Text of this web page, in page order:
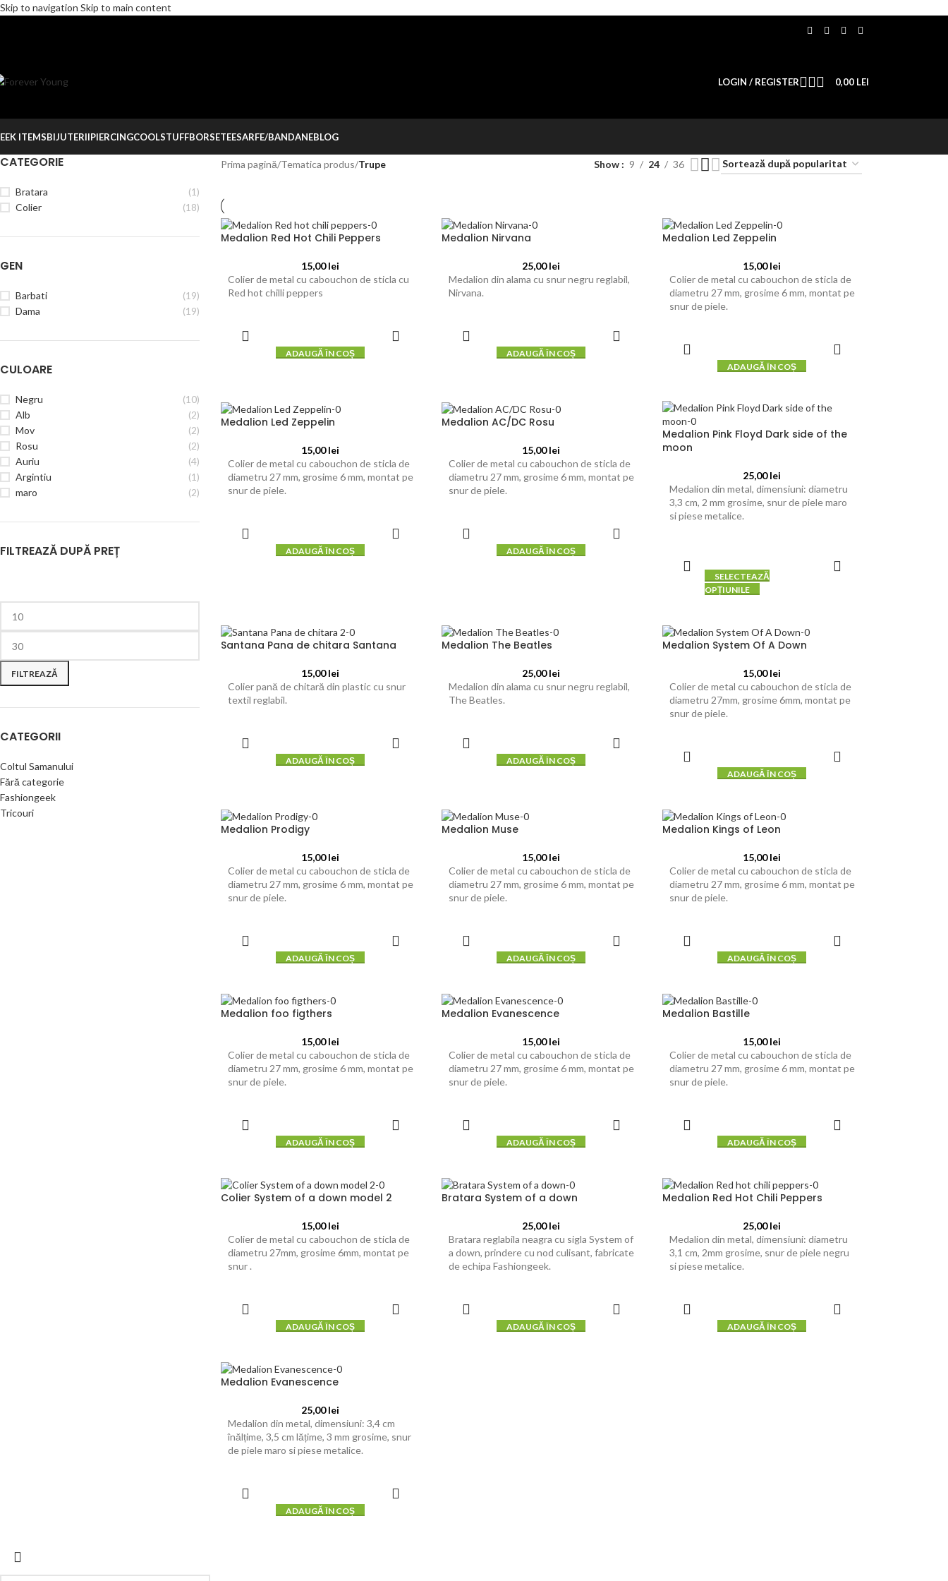
Skip to navigation Skip to main content
LOGIN / REGISTER 0,00 LEI
ITEMSBIJUTERIIPIERCINGCOOLSTUFFBORSETEESARFE/BANDANEBLOG
CATEGORIE
Bratara
(1)
Colier
(18)
GEN
Barbati
(19)
Dama
(19)
CULOARE
Negru
(10)
Alb
(2)
Mov
(2)
Rosu
(2)
Auriu
(4)
Argintiu
(1)
maro
(2)
FILTREAZĂ DUPĂ PREȚ
FILTREAZĂ
CATEGORII
Coltul Samanului
Fără categorie
Fashiongeek
Tricouri
Prima pagină/Tematica produs/Trupe Show 9 24 36
Medalion Red Hot Chili Peppers
15,00lei
Colier de metal cu cabouchon de sticla cu
Red hot chilli peppers
ADAUGĂ ÎN COȘ
Medalion Nirvana
25,00lei
Medalion din alama cu snur negru reglabil,
Nirvana.
ADAUGĂ ÎN COȘ
Medalion Led Zeppelin
15,00lei
Colier de metal cu cabouchon de sticla de
diametru 27 mm, grosime 6 mm, montat pe
snur de piele.
ADAUGĂ ÎN COȘ
Medalion Led Zeppelin
15,00lei
Colier de metal cu cabouchon de sticla de
diametru 27 mm, grosime 6 mm, montat pe
snur de piele.
ADAUGĂ ÎN COȘ
Medalion AC/DC Rosu
15,00lei
Colier de metal cu cabouchon de sticla de
diametru 27 mm, grosime 6 mm, montat pe
snur de piele.
ADAUGĂ ÎN COȘ
Medalion Pink Floyd Dark side of the
moon
25,00lei
Medalion din metal, dimensiuni: diametru
3,3 cm, 2 mm grosime, snur de piele maro
si piese metalice.
SELECTEAZĂ
OPȚIUNILE
Santana Pana de chitara Santana
15,00lei
Colier pană de chitară din plastic cu snur
textil reglabil.
ADAUGĂ ÎN COȘ
Medalion The Beatles
25,00lei
Medalion din alama cu snur negru reglabil,
The Beatles.
ADAUGĂ ÎN COȘ
Medalion System Of A Down
15,00lei
Colier de metal cu cabouchon de sticla de
diametru 27mm, grosime 6mm, montat pe
snur de piele.
ADAUGĂ ÎN COȘ
Medalion Prodigy
15,00lei
Colier de metal cu cabouchon de sticla de
diametru 27 mm, grosime 6 mm, montat pe
snur de piele.
ADAUGĂ ÎN COȘ
Medalion Muse
15,00lei
Colier de metal cu cabouchon de sticla de
diametru 27 mm, grosime 6 mm, montat pe
snur de piele.
ADAUGĂ ÎN COȘ
Medalion Kings of Leon
15,00lei
Colier de metal cu cabouchon de sticla de
diametru 27 mm, grosime 6 mm, montat pe
snur de piele.
ADAUGĂ ÎN COȘ
Medalion foo figthers
15,00lei
Colier de metal cu cabouchon de sticla de
diametru 27 mm, grosime 6 mm, montat pe
snur de piele.
ADAUGĂ ÎN COȘ
Medalion Evanescence
15,00lei
Colier de metal cu cabouchon de sticla de
diametru 27 mm, grosime 6 mm, montat pe
snur de piele.
ADAUGĂ ÎN COȘ
Medalion Bastille
15,00lei
Colier de metal cu cabouchon de sticla de
diametru 27 mm, grosime 6 mm, montat pe
snur de piele.
ADAUGĂ ÎN COȘ
Colier System of a down model 2
15,00lei
Colier de metal cu cabouchon de sticla de
diametru 27mm, grosime 6mm, montat pe
snur .
ADAUGĂ ÎN COȘ
Bratara System of a down
25,00lei
Bratara reglabila neagra cu sigla System of
a down, prindere cu nod culisant, fabricate
de echipa Fashiongeek.
ADAUGĂ ÎN COȘ
Medalion Red Hot Chili Peppers
25,00lei
Medalion din metal, dimensiuni: diametru
3,1 cm, 2mm grosime, snur de piele negru
si piese metalice.
ADAUGĂ ÎN COȘ
Medalion Evanescence
25,00lei
Medalion din metal, dimensiuni: 3,4 cm
înălțime, 3,5 cm lățime, 3 mm grosime, snur
de piele maro si piese metalice.
ADAUGĂ ÎN COȘ